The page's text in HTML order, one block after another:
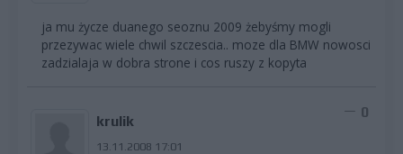
ja mu życze duanego seoznu 2009 żebyśmy mogli
przezywac wiele chwil szczescia.. moze dla BMW nowosci
zadzialaja w dobra strone i cos ruszy z kopyta
krulik
13.11.2008 17:01
0